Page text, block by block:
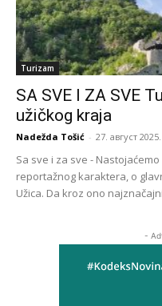
Turizam
SA SVE I ZA SVE
užičkog kraja
Nadežda Tošić - 27. август 2025.
Sa sve i za sve -
reportažnog karaktera, o
Užica. Da kroz ono
-